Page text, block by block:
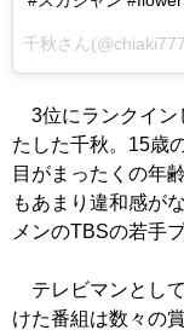
千秋さん
3位にランクイン
たした千秋。15歳
目がまったくの年
もあまり違和感が
メンのTBSの若手
テレビマンとし
けた番組は数々の